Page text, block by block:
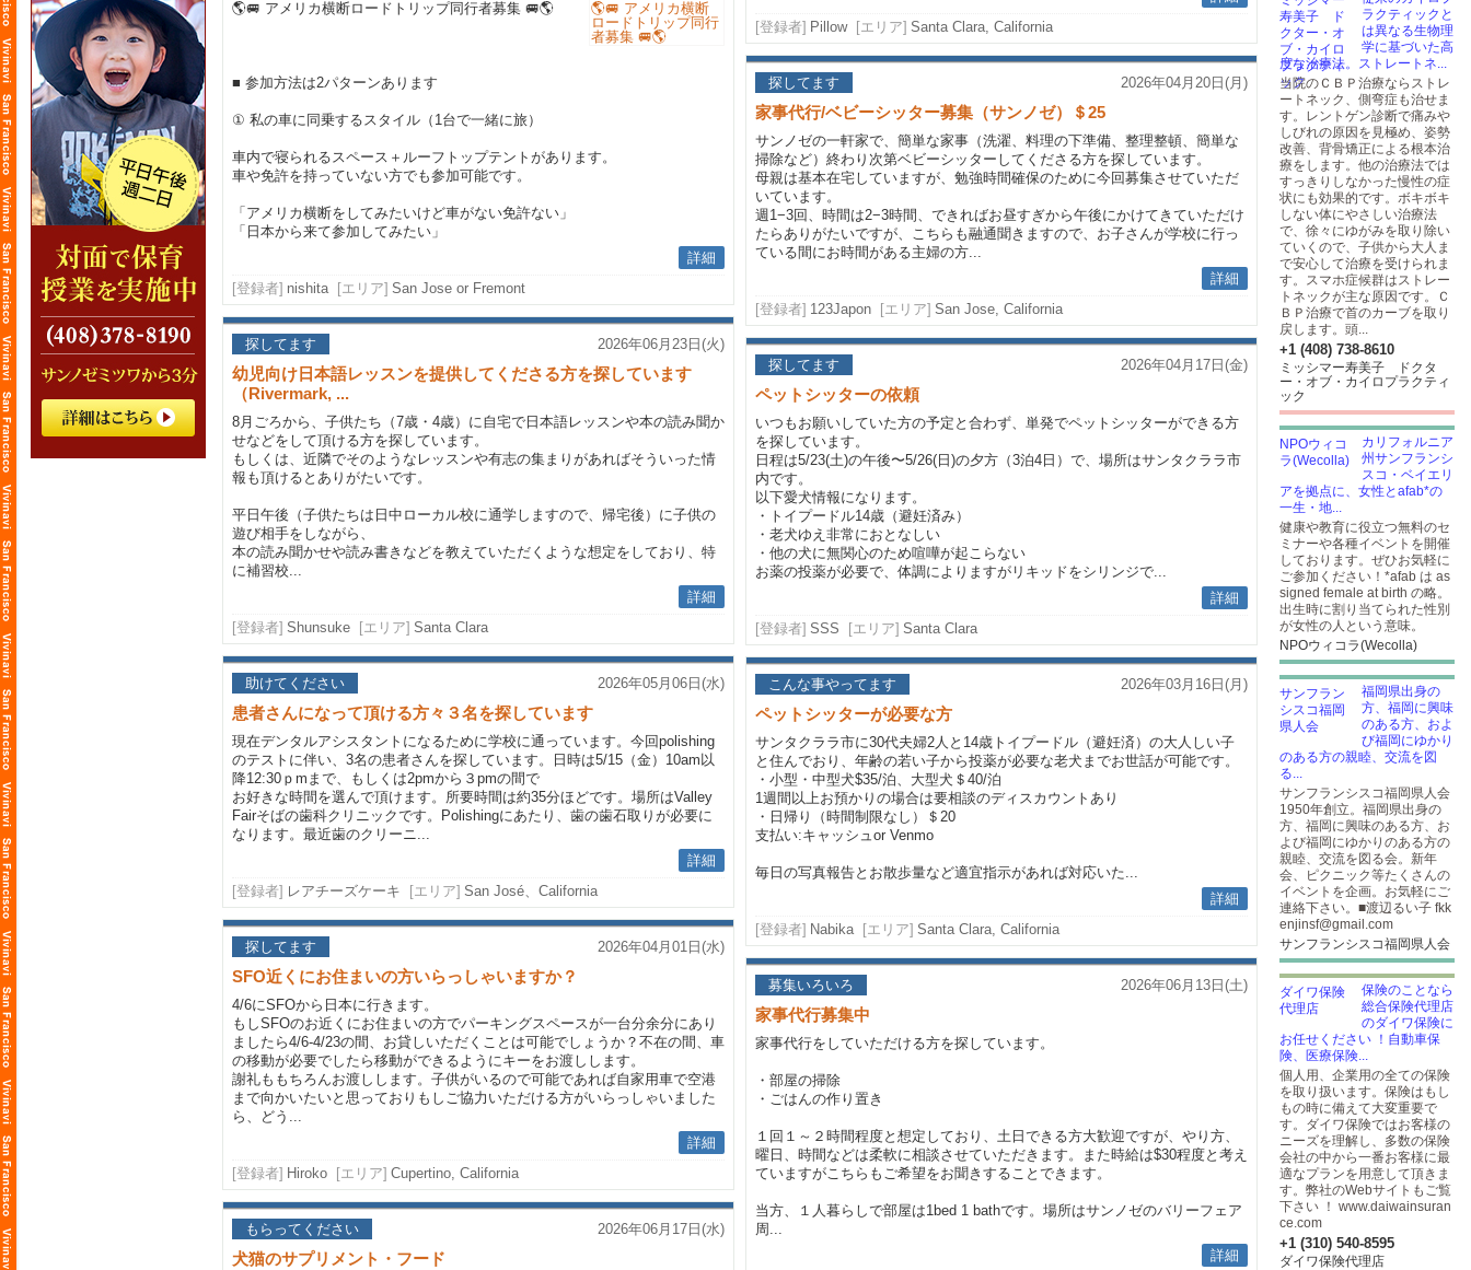
🌎🚐 アメリカ横断ロードトリップ同行者募集 🚐🌎
■ 参加方法は2パターンあります
① 私の車に同乗するスタイル（1台で一緒に旅）
車内で寝られるスペース＋ルーフトップテントがあります。
車や免許を持っていない方でも参加可能です。
「アメリカ横断をしてみたいけど車がない免許ない」
「日本から来て参加してみたい」
詳細
[登録者] nishita [エリア] San Jose or Fremont
探してます 2026年06月23日(火)
幼児向け日本語レッスンを提供してくださる方を探しています
（Rivermark, ...
8月ごろから、子供たち（7歳・4歳）に自宅で日本語レッスンや本の読み聞か
せなどをして頂ける方を探しています。
もしくは、近隣でそのようなレッスンや有志の集まりがあればそういった情
報も頂けるとありがたいです。
平日午後（子供たちは日中ローカル校に通学しますので、帰宅後）に子供の
遊び相手をしながら、
本の読み聞かせや読み書きなどを教えていただくような想定をしており、特
に補習校...
詳細
[登録者] Shunsuke [エリア] Santa Clara
助けてください 2026年05月06日(水)
患者さんになって頂ける方々３名を探しています
現在デンタルアシスタントになるために学校に通っています。今回polishing
のテストに伴い、3名の患者さんを探しています。日時は5/15（金）10am以
降12:30ｐmまで、もしくは2pmから３pmの間で
お好きな時間を選んで頂けます。所要時間は約35分ほどです。場所はValley
Fairそばの歯科クリニックです。Polishingにあたり、歯の歯石取りが必要に
なります。最近歯のクリーニ...
詳細
[登録者] レアチーズケーキ [エリア] San José、California
探してます 2026年04月01日(水)
SFO近くにお住まいの方いらっしゃいますか？
4/6にSFOから日本に行きます。
もしSFOのお近くにお住まいの方でパーキングスペースが一台分余分にあり
ましたら4/6-4/23の間、お貸しいただくことは可能でしょうか？不在の間、車
の移動が必要でしたら移動ができるようにキーをお渡しします。
謝礼ももちろんお渡しします。子供がいるので可能であれば自家用車で空港
まで向かいたいと思っておりもしご協力いただける方がいらっしゃいました
ら、どう...
詳細
[登録者] Hiroko [エリア] Cupertino, California
もらってください 2026年06月17日(水)
犬猫のサプリメント・フード
[登録者] Pillow [エリア] Santa Clara, California
探してます 2026年04月20日(月)
家事代行/ベビーシッター募集（サンノゼ）＄25
サンノゼの一軒家で、簡単な家事（洗濯、料理の下準備、整理整頓、簡単な
掃除など）終わり次第ベビーシッターしてくださる方を探しています。
母親は基本在宅していますが、勉強時間確保のために今回募集させていただ
いています。
週1−3回、時間は2−3時間、できればお昼すぎから午後にかけてきていただけ
たらありがたいですが、こちらも融通聞きますので、お子さんが学校に行っ
ている間にお時間がある主婦の方...
詳細
[登録者] 123Japon [エリア] San Jose, California
探してます 2026年04月17日(金)
ペットシッターの依頼
いつもお願いしていた方の予定と合わず、単発でペットシッターができる方
を探しています。
日程は5/23(土)の午後〜5/26(日)の夕方（3泊4日）で、場所はサンタクララ市
内です。
以下愛犬情報になります。
・トイプードル14歳（避妊済み）
・老犬ゆえ非常におとなしい
・他の犬に無関心のため喧嘩が起こらない
お薬の投薬が必要で、体調によりますがリキッドをシリンジで...
詳細
[登録者] SSS [エリア] Santa Clara
こんな事やってます 2026年03月16日(月)
ペットシッターが必要な方
サンタクララ市に30代夫婦2人と14歳トイプードル（避妊済）の大人しい子
と住んでおり、年齢の若い子から投薬が必要な老犬までお世話が可能です。
・小型・中型犬$35/泊、大型犬＄40/泊
1週間以上お預かりの場合は要相談のディスカウントあり
・日帰り（時間制限なし）＄20
支払い:キャッシュor Venmo
毎日の写真報告とお散歩量など適宜指示があれば対応いた...
詳細
[登録者] Nabika [エリア] Santa Clara, California
募集いろいろ 2026年06月13日(土)
家事代行募集中
家事代行をしていただける方を探しています。
・部屋の掃除
・ごはんの作り置き
１回１～２時間程度と想定しており、土日できる方大歓迎ですが、やり方、
曜日、時間などは柔軟に相談させていただきます。また時給は$30程度と考え
ていますがこちらもご希望をお聞きすることできます。
当方、１人暮らしで部屋は1bed 1 bathです。場所はサンノゼのバリーフェア
周...
詳細
ラクティックと
は異なる生物理
学に基づいた高
度な治療法。ストレートネ...
当院のＣＢＰ治療ならストレ
ートネック、側弯症も治せま
す。レントゲン診断で痛みや
しびれの原因を見極め、姿勢
改善、背骨矯正による根本治
療をします。他の治療法では
すっきりしなかった慢性の症
状にも効果的です。ボキボキ
しない体にやさしい治療法
で、徐々にゆがみを取り除い
ていくので、子供から大人ま
で安心して治療を受けられま
す。スマホ症候群はストレー
トネックが主な原因です。Ｃ
ＢＰ治療で首のカーブを取り
戻します。頭...
+1 (408) 738-8610
ミッシマー寿美子 ドクタ
ー・オブ・カイロプラクティ
ック
カリフォルニア
州サンフランシ
スコ・ベイエリ
アを拠点に、女性とafab*の
一生・地...
健康や教育に役立つ無料のセ
ミナーや各種イベントを開催
しております。ぜひお気軽に
ご参加ください！*afab は as
signed female at birth の略。
出生時に割り当てられた性別
が女性の人という意味。
NPOウィコラ(Wecolla)
福岡県出身の
方、福岡に興味
のある方、およ
び福岡にゆかり
のある方の親睦、交流を図
る...
サンフランシスコ福岡県人会
1950年創立。福岡県出身の
方、福岡に興味のある方、お
よび福岡にゆかりのある方の
親睦、交流を図る会。新年
会、ピクニック等たくさんの
イベントを企画。お気軽にご
連絡下さい。■渡辺るい子 fkk
enjinsf@gmail.com
サンフランシスコ福岡県人会
保険のことなら
総合保険代理店
のダイワ保険に
お任せください ！自動車保
険、医療保険...
個人用、企業用の全ての保険
を取り扱います。保険はもし
もの時に備えて大変重要で
す。ダイワ保険ではお客様の
ニーズを理解し、多数の保険
会社の中から一番お客様に最
適なプランを用意して頂きま
す。弊社のWebサイトもご覧
下さい ！ www.daiwainsuran
ce.com
+1 (310) 540-8595
ダイワ保険代理店